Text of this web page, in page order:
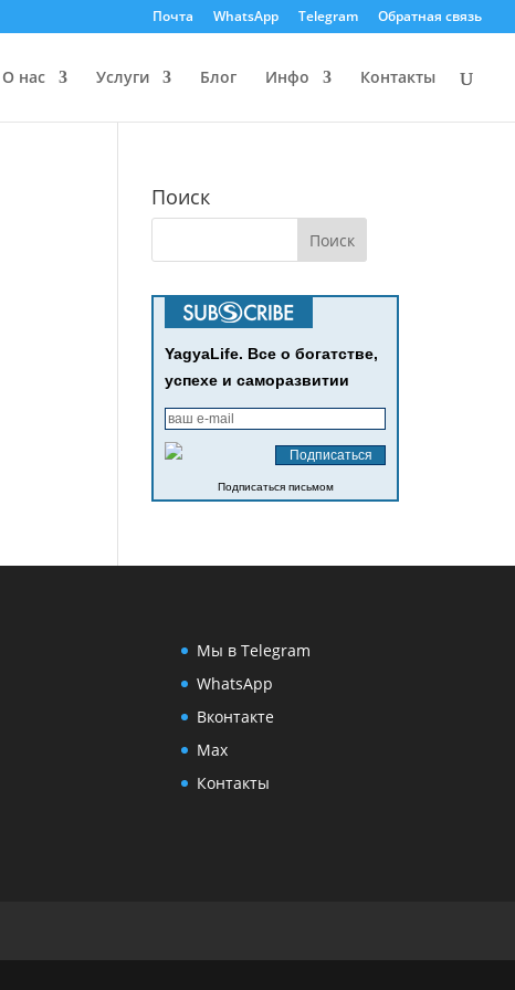
Почта WhatsApp Telegram Обратная связь
О нас Услуги Блог Инфо Контакты
Поиск
YagyaLife. Все о богатстве,
успехе и саморазвитии
Подписаться письмом
Мы в Telegram
WhatsApp
Вконтакте
Max
Контакты